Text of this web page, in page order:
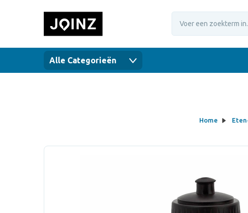
Alle Categorieën
Home